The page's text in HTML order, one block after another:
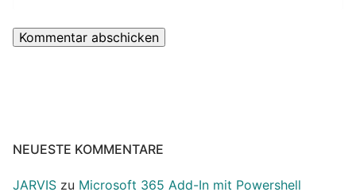
NEUESTE KOMMENTARE
JARVIS zu Microsoft 365 Add-In mit Powershell